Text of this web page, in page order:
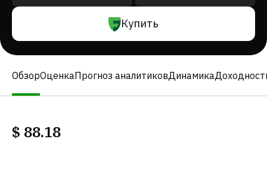
Купить
ОбзорОценкаПрогноз аналитиковДинамика
$ 88.18